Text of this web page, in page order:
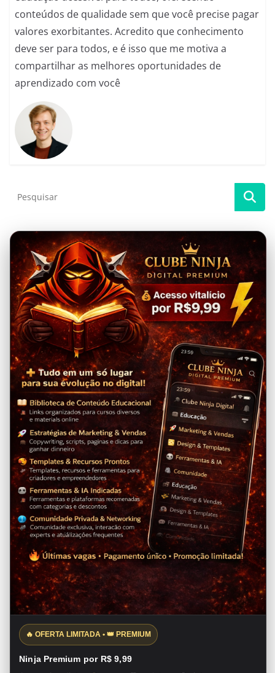
conteúdos de qualidade sem que você precise pagar
valores exorbitantes. Acredito que conhecimento
deve ser para todos, e é isso que me motiva a
compartilhar as melhores oportunidades de
aprendizado com você
🔥 OFERTA LIMITADA • 👑 PREMIUM
Ninja Premium por R$ 9,99